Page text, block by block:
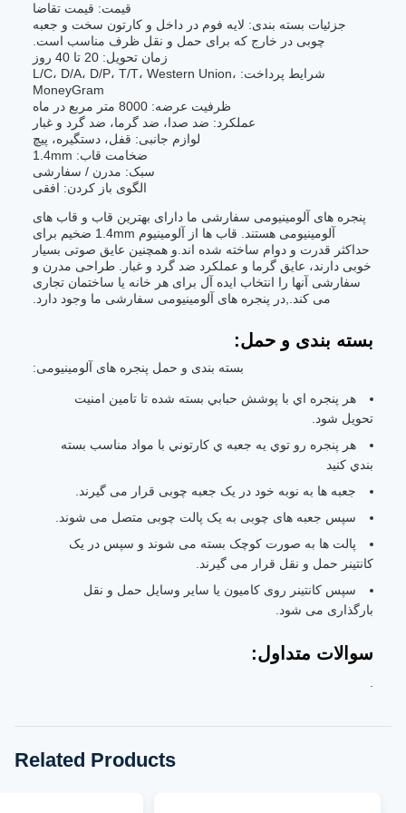
قیمت: قیمت تقاضا
جزئیات بسته بندی: لایه فوم در داخل و کارتون سخت و جعبه
چوبی در خارج که برای حمل و نقل ظرف مناسب است.
زمان تحویل: 20 تا 40 روز
شرایط پرداخت: L/C، D/A، D/P، T/T، Western Union،
MoneyGram
ظرفیت عرضه: 8000 متر مربع در ماه
عملکرد: ضد صدا، ضد گرما، ضد گرد و غبار
لوازم جانبی: قفل، دستگیره، پیچ
ضخامت قاب: 1.4mm
سبک: مدرن / سفارشی
الگوی باز کردن: افقی
پنجره های آلومینیومی سفارشی ما دارای بهترین قاب و قاب های
آلومینیومی هستند. قاب ها از آلومینیوم 1.4mm ضخیم برای
حداکثر قدرت و دوام ساخته شده اند.و همچنین عایق صوتی بسیار
خوبی دارند، عایق گرما و عملکرد ضد گرد و غبار. طراحی مدرن و
سفارشی آنها را انتخاب ایده آل برای هر خانه یا ساختمان تجاری
می کند.,در پنجره های آلومینیومی سفارشی ما وجود دارد.
بسته بندی و حمل:
بسته بندی و حمل پنجره های آلومینیومی:
هر پنجره اي با پوشش حبابي بسته شده تا تامين امنيت
تحویل شود.
هر پنجره رو توي يه جعبه ي کارتوني با مواد مناسب بسته
بندي کنيد
جعبه ها به نوبه خود در یک جعبه چوبی قرار می گیرند.
سپس جعبه های چوبی به یک پالت چوبی متصل می شوند.
پالت ها به صورت کوچک بسته می شوند و سپس در یک
کانتینر حمل و نقل قرار می گیرند.
سپس کانتینر روی کامیون یا سایر وسایل حمل و نقل
بارگذاری می شود.
سوالات متداول:
Related Products